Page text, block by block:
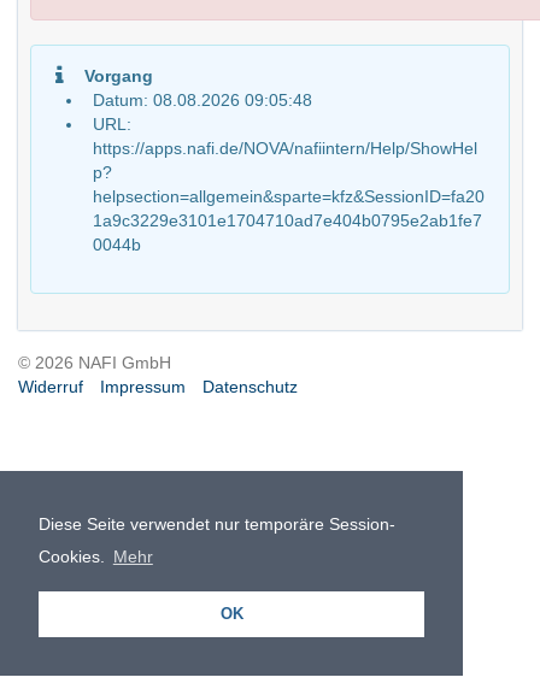
Diese Seite verwendet nur temporäre Session-
Cookies.
Mehr
OK
Vorgang
Datum: 08.08.2026 09:05:48
URL:
https://apps.nafi.de/NOVA/nafiintern/Help/ShowHel
p?
helpsection=allgemein&sparte=kfz&SessionID=fa20
1a9c3229e3101e1704710ad7e404b0795e2ab1fe7
0044b
© 2026 NAFI GmbH
Widerruf
Impressum Datenschutz